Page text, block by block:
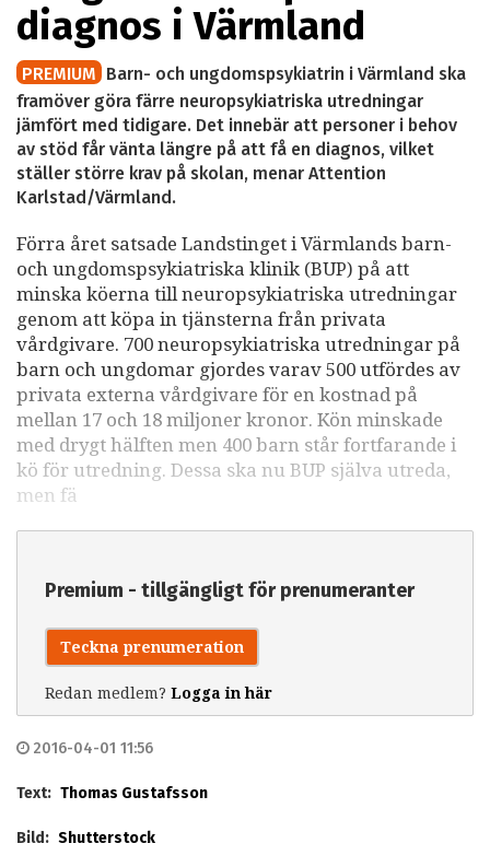
diagnos i Värmland
PREMIUM Barn- och ungdomspsykiatrin i Värmland ska
framöver göra färre neuropsykiatriska utredningar
jämfört med tidigare. Det innebär att personer i behov
av stöd får vänta längre på att få en diagnos, vilket
ställer större krav på skolan, menar Attention
Karlstad/Värmland.
Förra året satsade Landstinget i Värmlands barn-
och ungdomspsykiatriska klinik (BUP) på att
minska köerna till neuropsykiatriska utredningar
genom att köpa in tjänsterna från privata
vårdgivare. 700 neuropsykiatriska utredningar på
barn och ungdomar gjordes varav 500 utfördes av
privata externa vårdgivare för en kostnad på
mellan 17 och 18 miljoner kronor. Kön minskade
med drygt hälften men 400 barn står fortfarande i
kö för utredning. Dessa ska nu BUP själva utreda,
men fä
Premium - tillgängligt för prenumeranter
Teckna prenumeration
Redan medlem? Logga in här
2016-04-01 11:56
Text: Thomas Gustafsson
Bild: Shutterstock